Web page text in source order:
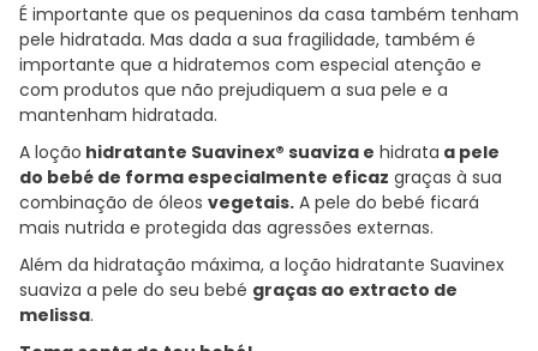
É importante que os pequeninos da casa também tenham
pele hidratada. Mas dada a sua fragilidade, também é
importante que a hidratemos com especial atenção e
com produtos que não prejudiquem a sua pele e a
mantenham hidratada.
A loção hidratante Suavinex® suaviza e hidrata a pele
do bebé de forma especialmente eficaz graças à sua
combinação de óleos vegetais. A pele do bebé ficará
mais nutrida e protegida das agressões externas.
Além da hidratação máxima, a loção hidratante Suavinex
suaviza a pele do seu bebé graças ao extracto de
melissa.